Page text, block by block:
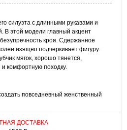
силуэта с длинными рукавами и
В этой модели главный акцент
кроя. Сдержанное
изящно подчеркивает фигуру.
мягок, хорошо тянется,
комфортную походку.
повседневный женственный
повседневной ситуации. В нем
по магазинам, сходить в кино
подобрать к нему обувь и
ДОСТАВКА